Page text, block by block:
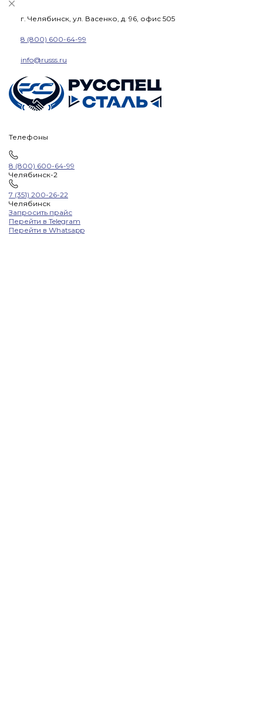
г. Челябинск, ул. Васенко, д. 96, офис 505
8 (800) 600-64-99
info@russs.ru
Телефоны
8 (800) 600-64-99
Челябинск-2
7 (351) 200-26-22
Челябинск
Запросить прайс
Перейти в Telegram
Перейти в Whatsapp